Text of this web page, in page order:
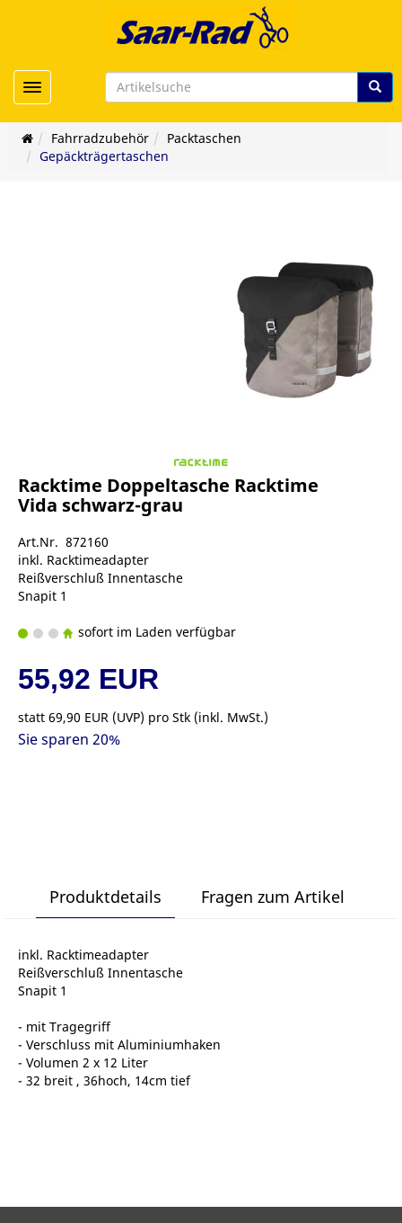
Toggle navigation
Fahrradzubehör
Packtaschen
Gepäckträgertaschen
Racktime Doppeltasche Racktime
Vida schwarz-grau
Art.Nr. 872160
inkl. Racktimeadapter
Reißverschluß Innentasche
Snapit 1
sofort im Laden verfügbar
55,92 EUR
statt 69,90 EUR (UVP) pro Stk (inkl. MwSt.)
Sie sparen 20%
Produktdetails Fragen zum Artikel
inkl. Racktimeadapter
Reißverschluß Innentasche
Snapit 1
- mit Tragegriff
- Verschluss mit Aluminiumhaken
- Volumen 2 x 12 Liter
- 32 breit , 36hoch, 14cm tief